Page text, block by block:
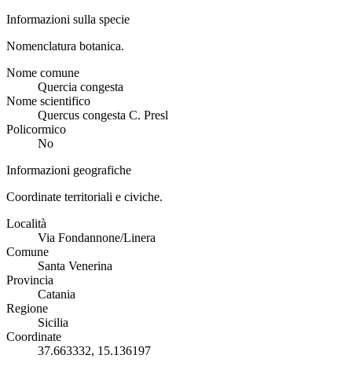
Informazioni sulla specie
Nomenclatura botanica.
Nome comune
Quercia congesta
Nome scientifico
Quercus congesta C. Presl
Policormico
No
Informazioni geografiche
Coordinate territoriali e civiche.
Località
Via Fondannone/Linera
Comune
Santa Venerina
Provincia
Catania
Regione
Sicilia
Coordinate
37.663332, 15.136197